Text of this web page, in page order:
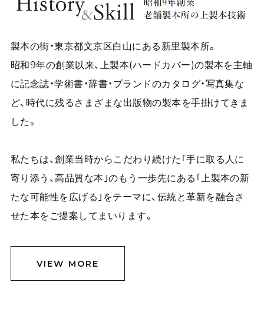
製本の街・東京都文京区白山にある新里製本所。
昭和9年の創業以来、上製本(ハードカバー)の製本を主軸
に記念誌・学術書・辞書・ブランドのカタログ・写真集な
ど、時代に残るさまざまな出版物の製本を手掛けてきま
した。
私たちは、創業当時からこだわり続けた｢手に取る人に
寄り添う、高品質な本｣のもう一歩先にある｢上製本の新
たな可能性を広げる｣をテーマに、伝統と革新を融合さ
せた本をご提案してまいります。
VIEW MORE